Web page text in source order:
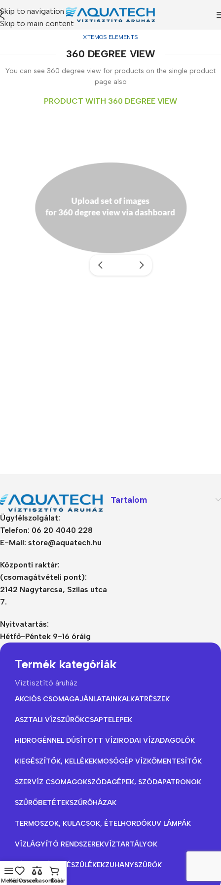
Skip to navigation
Skip to main content
XTEMOS ELEMENTS
360 DEGREE VIEW
You can see 360 degree view for products on the single product
page also
PRODUCT WITH 360 DEGREE VIEW
Ügyfélszolgálat:
Telefon: 06 20 4040 228
E-Mail: store@aquatech.hu
Központi raktár:
(csomagátvételi pont):
2142 Nagytarcsa, Szilas utca
7.
Nyitvatartás:
Hétfő-Péntek 9-16 óráig
Tartalom
Termék kategóriák
Víztisztító áruház
AKCIÓS CSOMAGAJÁNLATAINKALKATRÉSZEK
ASZTALI VÍZSZŰRŐKCSAPTELEPEK
HIDROGÉNNEL DÚSÍTOTT VÍZIRODAI VÍZADAGOLÓK
KIEGÉSZÍTŐK, KELLÉKEKMOSÓGÉP VÍZKŐMENTESÍTŐK
SZERVÍZ CSOMAGOKSZÓDAGÉPEK, SZÓDAPATRONOK
SZŰRŐBETÉTEKSZŰRŐHÁZAK
TERMOSZOK, KULACSOK, ÉTELHORDÓKUV LÁMPÁK
VÍZLÁGYÍTÓ RENDSZEREKVÍZTARTÁLYOK
VÍZTISZTÍTÓ KÉSZÜLÉKEKZUHANYSZŰRŐK
MenüKedvencek
Összehasonlítás
Kosár